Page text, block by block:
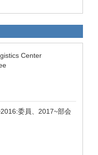
Center
委員、2017~部会